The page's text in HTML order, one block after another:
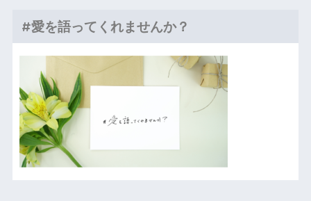
#愛を語ってくれませんか？